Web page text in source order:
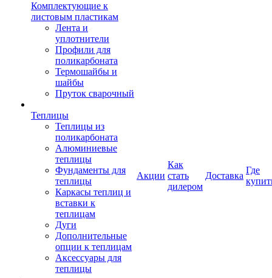
Комплектующие к
листовым пластикам
Лента и
уплотнители
Профили для
поликарбоната
Термошайбы и
шайбы
Пруток сварочный
Теплицы
Теплицы из
поликарбоната
Алюминиевые
теплицы
Фундаменты для
теплицы
Каркасы теплиц и
вставки к
теплицам
Дуги
Дополнительные
опции к теплицам
Аксессуары для
теплицы
Акции
Как
стать
дилером
Доставка
Где